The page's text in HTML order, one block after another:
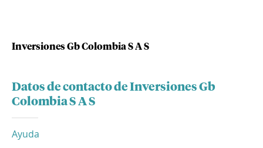
Inversiones Gb Colombia S A S
Datos de contacto de Inversiones Gb
Colombia S A S
Ayuda